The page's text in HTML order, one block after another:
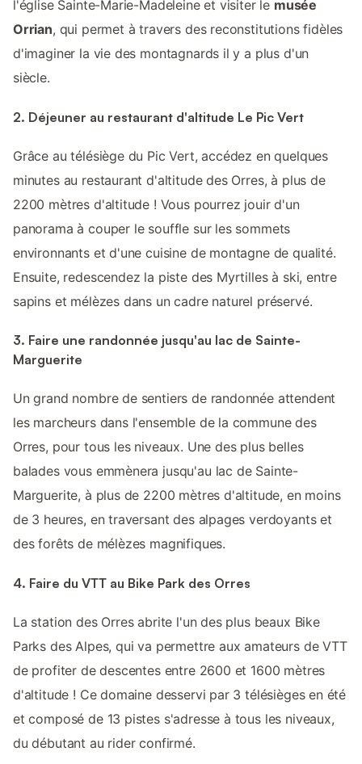
l'église Sainte-Marie-Madeleine et visiter le musée
Orrian, qui permet à travers des reconstitutions fidèles
d'imaginer la vie des montagnards il y a plus d'un
siècle.
2. Déjeuner au restaurant d'altitude Le Pic Vert
Grâce au télésiège du Pic Vert, accédez en quelques
minutes au restaurant d'altitude des Orres, à plus de
2200 mètres d'altitude ! Vous pourrez jouir d'un
panorama à couper le souffle sur les sommets
environnants et d'une cuisine de montagne de qualité.
Ensuite, redescendez la piste des Myrtilles à ski, entre
sapins et mélèzes dans un cadre naturel préservé.
3. Faire une randonnée jusqu'au lac de Sainte-
Marguerite
Un grand nombre de sentiers de randonnée attendent
les marcheurs dans l'ensemble de la commune des
Orres, pour tous les niveaux. Une des plus belles
balades vous emmènera jusqu'au lac de Sainte-
Marguerite, à plus de 2200 mètres d'altitude, en moins
de 3 heures, en traversant des alpages verdoyants et
des forêts de mélèzes magnifiques.
4. Faire du VTT au Bike Park des Orres
La station des Orres abrite l'un des plus beaux Bike
Parks des Alpes, qui va permettre aux amateurs de VTT
de profiter de descentes entre 2600 et 1600 mètres
d'altitude ! Ce domaine desservi par 3 télésièges en été
et composé de 13 pistes s'adresse à tous les niveaux,
du débutant au rider confirmé.